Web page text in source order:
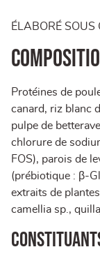
ÉLABORÉ SOUS
Protéines de
canard, riz blanc
pulpe de
chlorure de
FOS), parois de
(prébiotique : β-
extraits de
camellia sp.,